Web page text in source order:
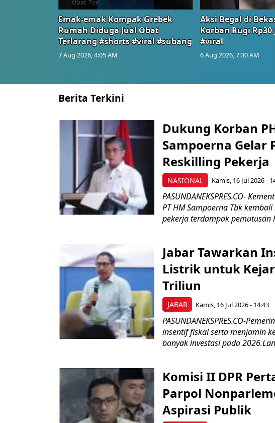
Emak-emak Kompak Grebek
Rumah Diduga Jual Obat
Terlarang #shorts #viral #subang
7 Aug 2026, 4:05 AM
Aksi Begal di
Korban Rugi
#viral
6 Aug 2026, 7:30 AM
Berita Terkini
NASIONAL
Dukung Korban
Sampoerna Gelar
Reskilling Pekerja
Kamis, 16 Jul 2026 -
PASUNDANEKSPRES.CO-
PT HM Sampoerna Tbk
pekerja terdampak pemutusan
JABAR
Jabar Tawarkan
Listrik untuk
Triliun
Kamis, 16 Jul 2026 - 14:43
PASUNDANEKSPRES.CO-
insentif fiskal serta menjamin
banyak investasi pada
Komisi II DPR
Parpol
Aspirasi Publik